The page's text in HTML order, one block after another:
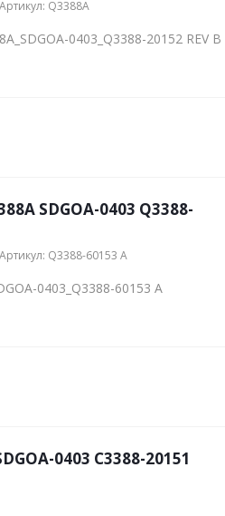
Артикул: Q3388A
0403_Q3388-20152 REV B
SDGOA-0403 Q3388-
Артикул: Q3388-60153 A
0403_Q3388-60153 A
0403 C3388-20151